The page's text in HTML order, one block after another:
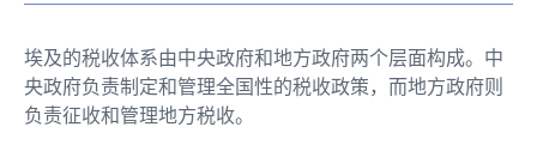
埃及的税收体系由中央政府和地方政府两个层面构成。中
央政府负责制定和管理全国性的税收政策，而地方政府则
负责征收和管理地方税收。